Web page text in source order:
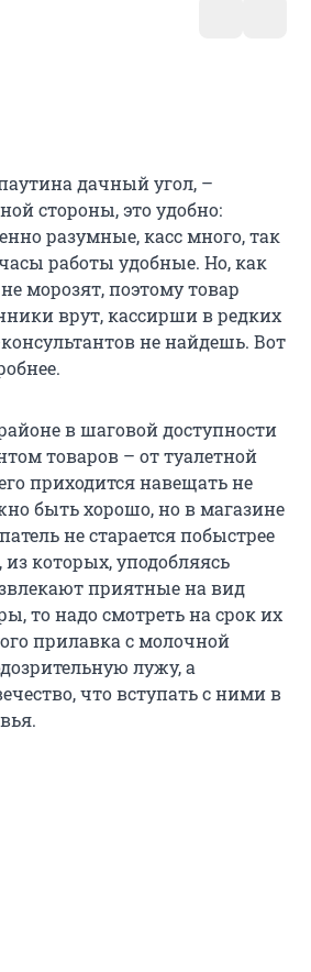
дачный угол, –
стороны, это удобно:
разумные, касс много, так
работы удобные. Но, как
морозят, поэтому товар
врут, кассирши в редких
не найдешь. Вот
в шаговой доступности
товаров – от туалетной
приходится навещать не
быть хорошо, но в магазине
не старается побыстрее
которых, уподобляясь
приятные на вид
то надо смотреть на срок их
прилавка с молочной
лужу, а
что вступать с ними в